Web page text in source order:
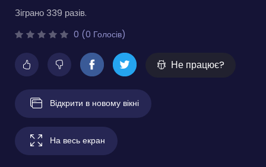
Зіграно 339 разів.
0 (0 Голосів)
Не працює?
Відкрити в новому вікні
На весь екран